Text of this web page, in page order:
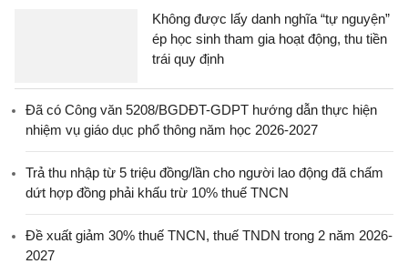
Không được lấy danh nghĩa “tự nguyện”
ép học sinh tham gia hoạt động, thu tiền
trái quy định
Đã có Công văn 5208/BGDĐT-GDPT hướng dẫn thực hiện
nhiệm vụ giáo dục phổ thông năm học 2026-2027
Trả thu nhập từ 5 triệu đồng/lần cho người lao động đã chấm
dứt hợp đồng phải khấu trừ 10% thuế TNCN
Đề xuất giảm 30% thuế TNCN, thuế TNDN trong 2 năm 2026-
2027